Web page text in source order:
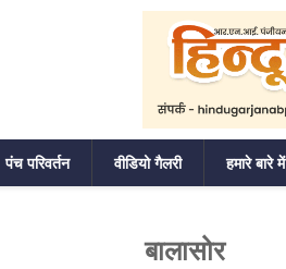
पंच परिवर्तन वीडियो गैलरी हमारे बारे में
बालासोर